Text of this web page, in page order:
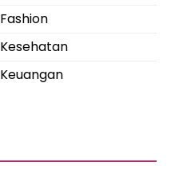
Fashion
Kesehatan
Keuangan